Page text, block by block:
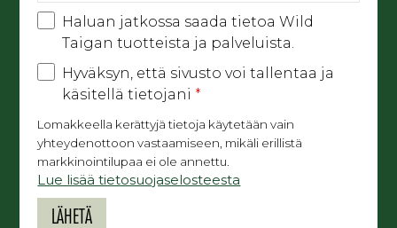
Haluan jatkossa saada tietoa Wild
Taigan tuotteista ja palveluista.
Hyväksyn, että sivusto voi tallentaa ja
käsitellä tietojani *
Lomakkeella kerättyjä tietoja käytetään vain
yhteydenottoon vastaamiseen, mikäli erillistä
markkinointilupaa ei ole annettu.
Lue lisää tietosuojaselosteesta